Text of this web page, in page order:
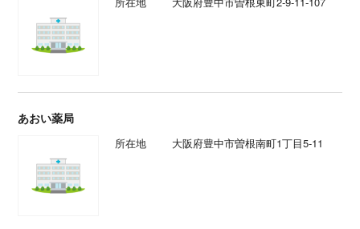
あおい薬局
所在地 大阪府豊中市曽根南町1丁目5-11